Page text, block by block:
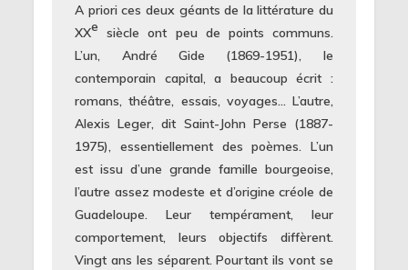
A priori ces deux géants de la littérature du
XXe siècle ont peu de points communs.
L’un, André Gide (1869-1951), le
contemporain capital, a beaucoup écrit :
romans, théâtre, essais, voyages… L’autre,
Alexis Leger, dit Saint-John Perse (1887-
1975), essentiellement des poèmes. L’un
est issu d’une grande famille bourgeoise,
l’autre assez modeste et d’origine créole de
Guadeloupe. Leur tempérament, leur
comportement, leurs objectifs diffèrent.
Vingt ans les séparent. Pourtant ils vont se